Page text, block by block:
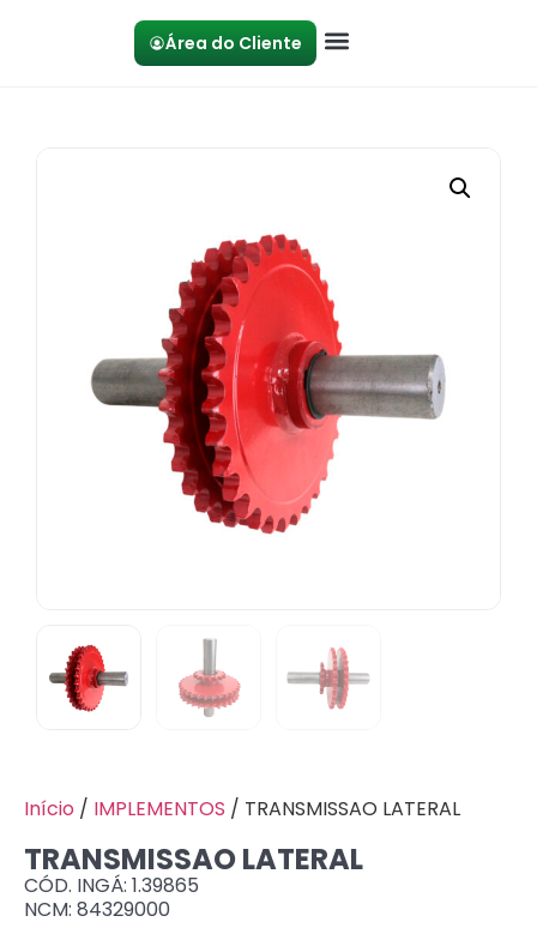
Área do Cliente
Início / IMPLEMENTOS / TRANSMISSAO LATERAL
TRANSMISSAO LATERAL
CÓD. INGÁ: 1.39865
NCM: 84329000